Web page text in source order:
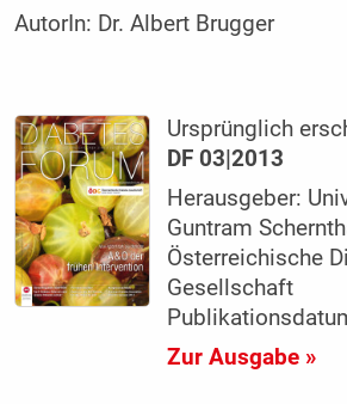
AutorIn: Dr. Albert Brugger
Ursprünglich
DF 03|2013
Herausgeber:
Guntram
Österreichische
Gesellschaft
Zur Ausgabe »